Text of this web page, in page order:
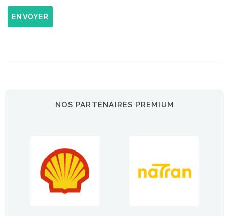
ENVOYER
NOS PARTENAIRES PREMIUM